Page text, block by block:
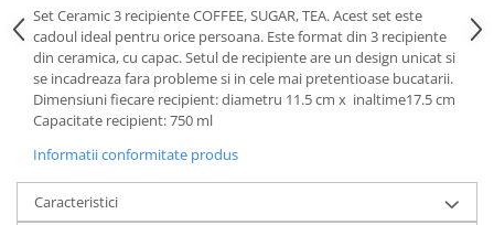
Set Ceramic 3 recipiente COFFEE, SUGAR, TEA. Acest set este
cadoul ideal pentru orice persoana. Este format din 3 recipiente
din ceramica, cu capac. Setul de recipiente are un design unicat si
se incadreaza fara probleme si in cele mai pretentioase bucatarii.
Dimensiuni fiecare recipient: diametru 11.5 cm x inaltime17.5 cm
Capacitate recipient: 750 ml
Informatii conformitate produs
Caracteristici